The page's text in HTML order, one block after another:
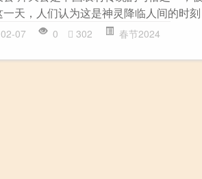
天，人们认为这是神灵降临人间的时
02-07 0 302 春节2024